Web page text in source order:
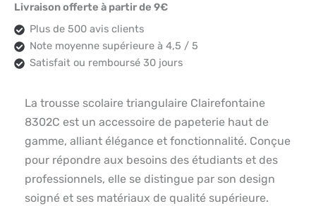
Livraison offerte à partir de 9€
Plus de 500 avis clients
Note moyenne supérieure à 4,5 / 5
Satisfait ou remboursé 30 jours
La trousse scolaire triangulaire Clairefontaine
8302C est un accessoire de papeterie haut de
gamme, alliant élégance et fonctionnalité. Conçue
pour répondre aux besoins des étudiants et des
professionnels, elle se distingue par son design
soigné et ses matériaux de qualité supérieure.